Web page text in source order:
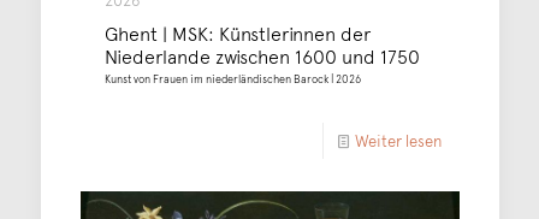
Ghent | MSK: Künstlerinnen der
Niederlande zwischen 1600 und 1750
Kunst von Frauen im niederländischen Barock | 2026
Weiter lesen